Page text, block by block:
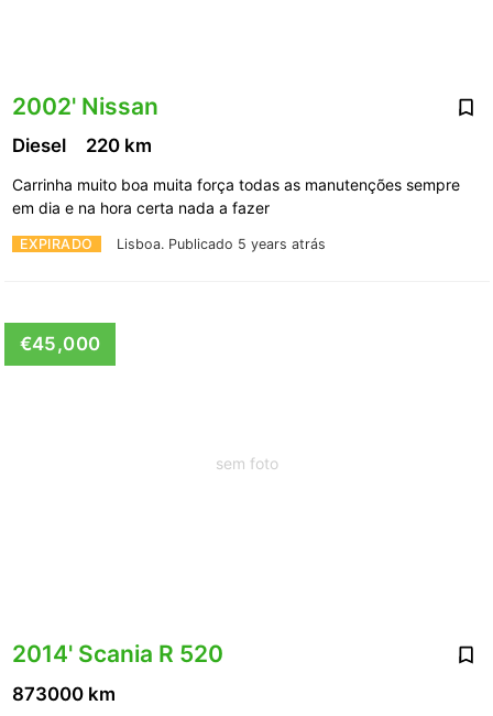
2002' Nissan
EXPIRADO Lisboa. Publicado 5 years atrás
Diesel 220 km
Carrinha muito boa muita força todas as manutenções sempre
em dia e na hora certa nada a fazer
sem foto
€45,000
2014' Scania R 520
873000 km